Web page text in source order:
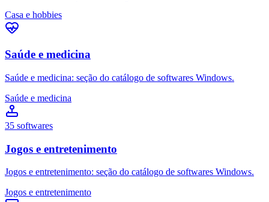
Casa e hobbies
Saúde e medicina
Saúde e medicina: seção do catálogo de softwares Windows.
Saúde e medicina
35 softwares
Jogos e entretenimento
Jogos e entretenimento: seção do catálogo de softwares Windows.
Jogos e entretenimento